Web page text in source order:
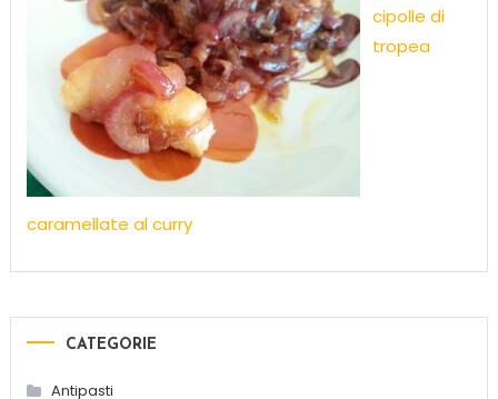
cipolle di
tropea
caramellate al curry
CATEGORIE
Antipasti